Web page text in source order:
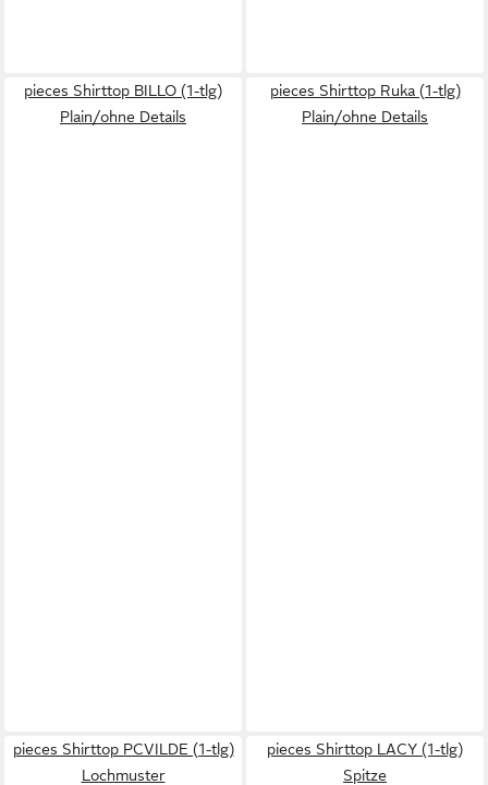
pieces Shirttop BILLO (1-tlg)
Plain/ohne Details
pieces Shirttop Ruka (1-tlg)
Plain/ohne Details
pieces Shirttop PCVILDE (1-tlg)
Lochmuster
pieces Shirttop LACY (1-tlg)
Spitze